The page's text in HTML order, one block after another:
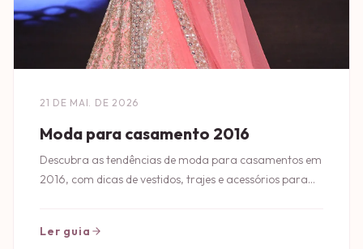
21 DE MAI. DE 2026
Moda para casamento 2016
Descubra as tendências de moda para casamentos em
2016, com dicas de vestidos, trajes e acessórios para
Ler guia